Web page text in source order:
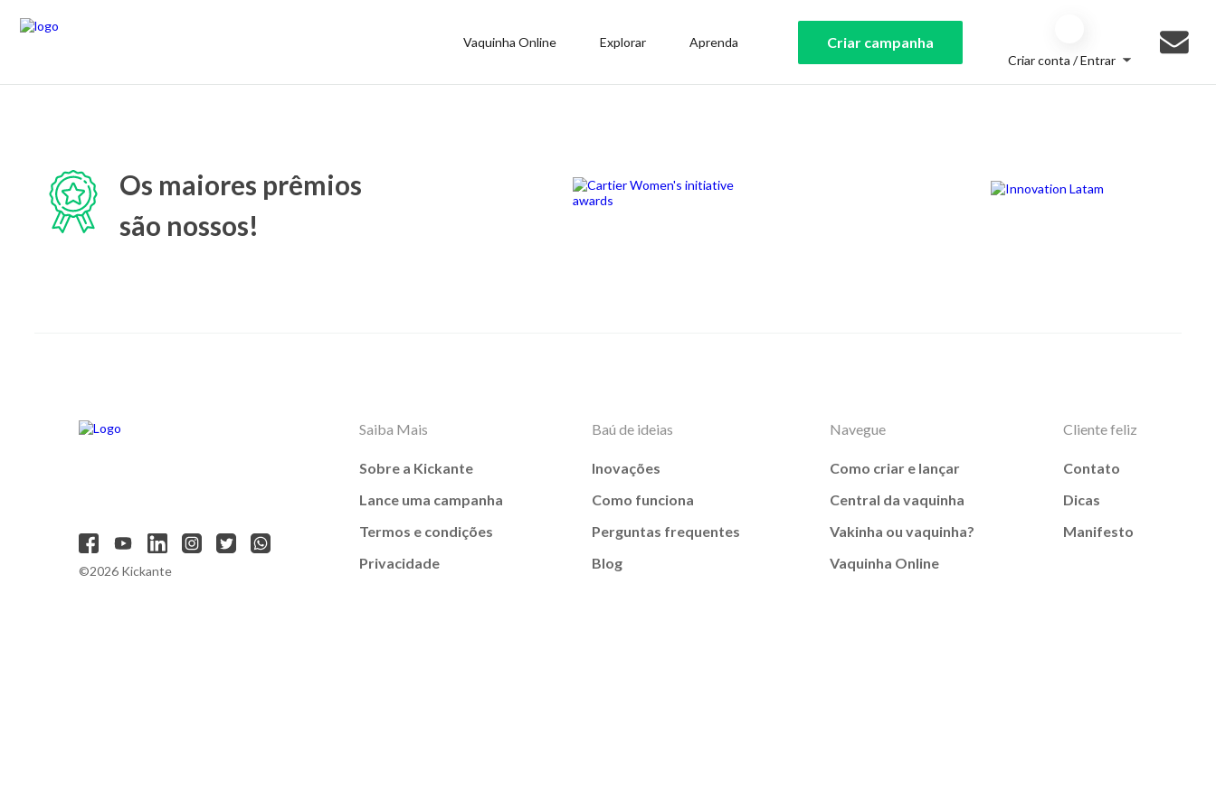
Vaquinha Online Explorar Aprenda Criar campanha
Criar conta / Entrar
Os maiores prêmios
são nossos!
©2026 Kickante
Saiba Mais
Sobre a Kickante
Lance uma campanha
Termos e condições
Privacidade
Baú de ideias
Inovações
Como funciona
Perguntas frequentes
Blog
Navegue
Como criar e lançar
Central da vaquinha
Vakinha ou vaquinha?
Vaquinha Online
Cliente feliz
Contato
Dicas
Manifesto